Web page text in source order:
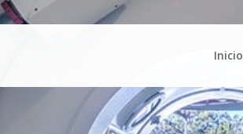
Inicio